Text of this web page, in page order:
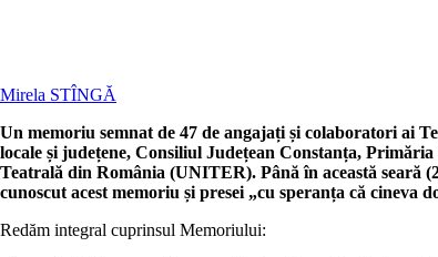
Mirela STÎNGĂ
Un memoriu semnat de 47 de angajați și colaboratori ai
locale și județene, Consiliul Județean Constanța,
Teatrală din România (UNITER). Până în această seară
cunoscut acest memoriu și presei „cu speranța că cineva
Redăm integral cuprinsul Memoriului: